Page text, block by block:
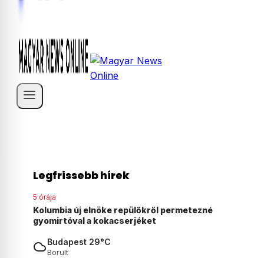
Legfrissebb hírek
5 órája
Agyonvert egy osztrák férfit egy 18 éves
magyar fiú Ausztriában
Budapest 29°C
Borult